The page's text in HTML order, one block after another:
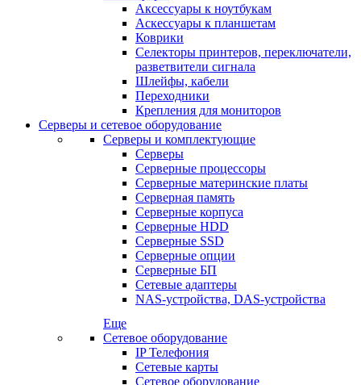
Аксессуары к ноутбукам
Аскессуары к планшетам
Коврики
Селекторы принтеров, переключатели,
разветвители сигнала
Шлейфы, кабели
Переходники
Крепления для мониторов
Серверы и сетевое оборудование
Серверы и комплектующие
Серверы
Серверные процессоры
Серверные материнские платы
Серверная память
Серверные корпуса
Серверные HDD
Серверные SSD
Серверные опции
Серверные БП
Сетевые адаптеры
NAS-устройства, DAS-устройства
Еще
Сетевое оборудование
IP Телефония
Сетевые карты
Сетевое оборудование